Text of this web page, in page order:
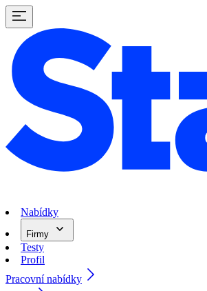
Nabídky
Firmy
Testy
Profil
Pracovní nabídky